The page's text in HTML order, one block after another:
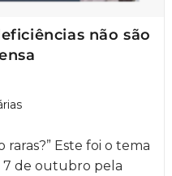
não são
raras?” Este foi o tema
7 de outubro pela